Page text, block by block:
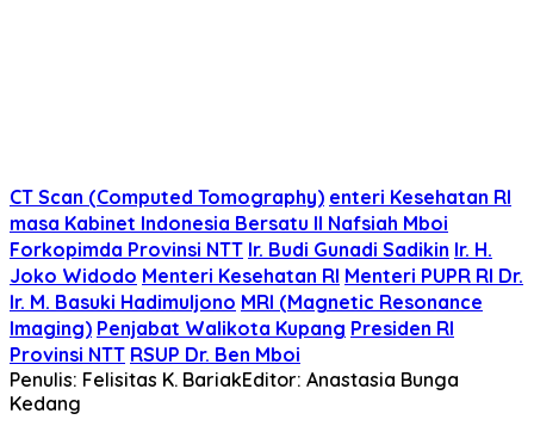
CT Scan (Computed Tomography) enteri Kesehatan RI
masa Kabinet Indonesia Bersatu II Nafsiah Mboi
Forkopimda Provinsi NTT Ir. Budi Gunadi Sadikin Ir. H.
Joko Widodo Menteri Kesehatan RI Menteri PUPR RI Dr.
Ir. M. Basuki Hadimuljono MRI (Magnetic Resonance
Imaging) Penjabat Walikota Kupang Presiden RI
Provinsi NTT RSUP Dr. Ben Mboi
Penulis: Felisitas K. BariakEditor: Anastasia Bunga
Kedang